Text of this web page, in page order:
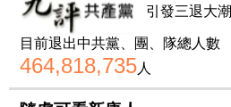
引發三退大潮
目前退出中共黨、團、隊總人數
464,818,735人